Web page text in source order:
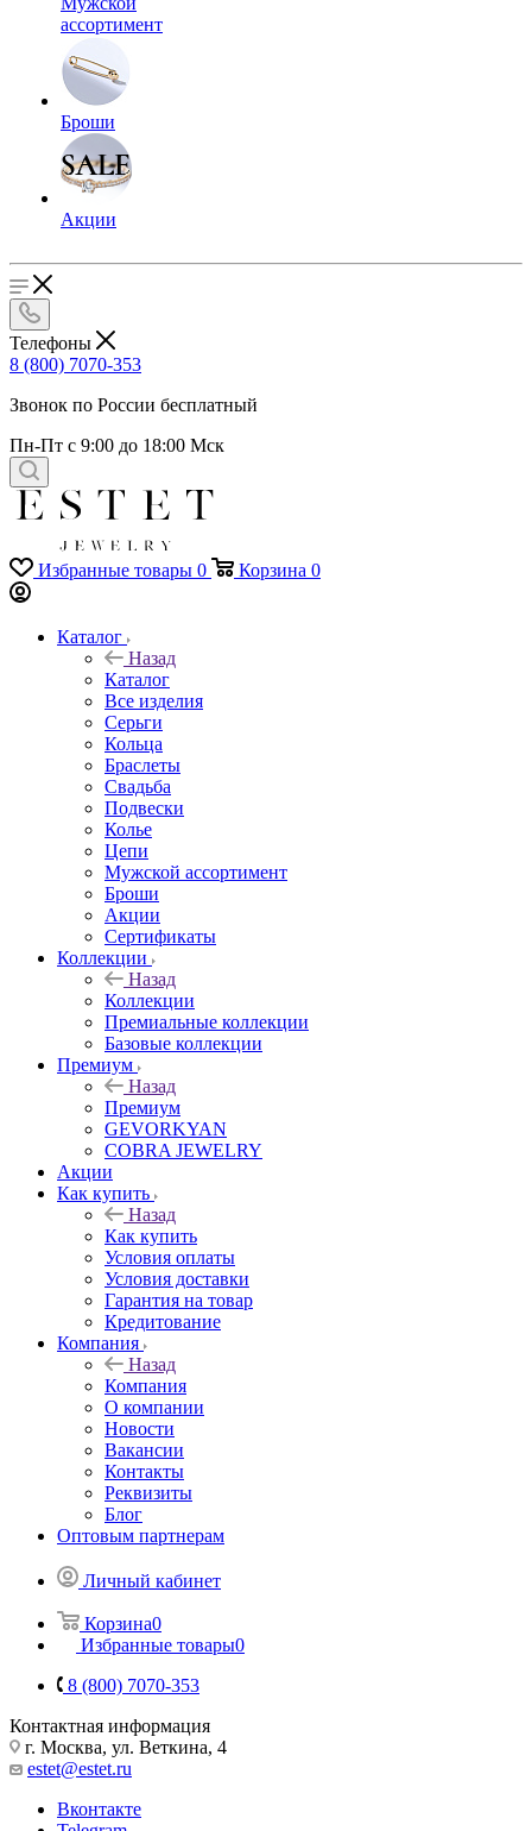
ассортимент
Броши
Акции
Телефоны
8 (800) 7070-353
Звонок по России бесплатный
Пн-Пт с 9:00 до 18:00 Мск
Избранные товары 0 Корзина 0
Каталог
Назад
Каталог
Все изделия
Серьги
Кольца
Браслеты
Свадьба
Подвески
Колье
Цепи
Мужской ассортимент
Броши
Акции
Сертификаты
Коллекции
Назад
Коллекции
Премиальные коллекции
Базовые коллекции
Премиум
Назад
Премиум
GEVORKYAN
COBRA JEWELRY
Акции
Как купить
Назад
Как купить
Условия оплаты
Условия доставки
Гарантия на товар
Кредитование
Компания
Назад
Компания
О компании
Новости
Вакансии
Контакты
Реквизиты
Блог
Оптовым партнерам
Личный кабинет
Корзина0
Избранные товары0
8 (800) 7070-353
Контактная информация
г. Москва, ул. Веткина, 4
estet@estet.ru
Вконтакте